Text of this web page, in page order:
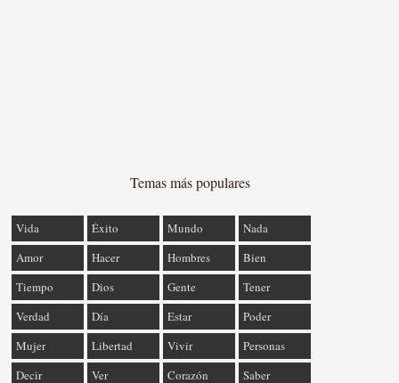
Temas más populares
Vida Éxito Mundo
Nada
Amor
Hacer Hombres
Bien
Tiempo
Dios Gente
Tener
Verdad
Día Estar
Poder
Mujer
Libertad Vivir
Personas
Decir
Ver Corazón Saber